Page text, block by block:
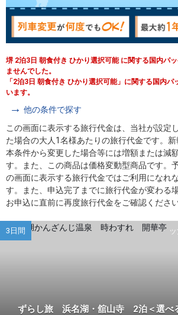
堺 2泊3日 朝食付き ひかり選択可能 に関する国内パ
ませんでした。
「2泊3日 朝食付き ひかり選択可能」に関する国内
います。
他の条件で探す
この画面に表示する旅行代金は、当社が設定
た場合の大人1名様あたりの旅行代金です。
本条件から変更した場合等には増額または減
す。また、この商品は価格変動型商品です。
の画面に表示する旅行代金ではご利用になれ
す。また、申込完了までに旅行代金が変わる
お申込に直前に再度旅行代金をご確認ください
ツ
3日間
ずらし旅 浜名湖・舘山寺 2泊＜選べ